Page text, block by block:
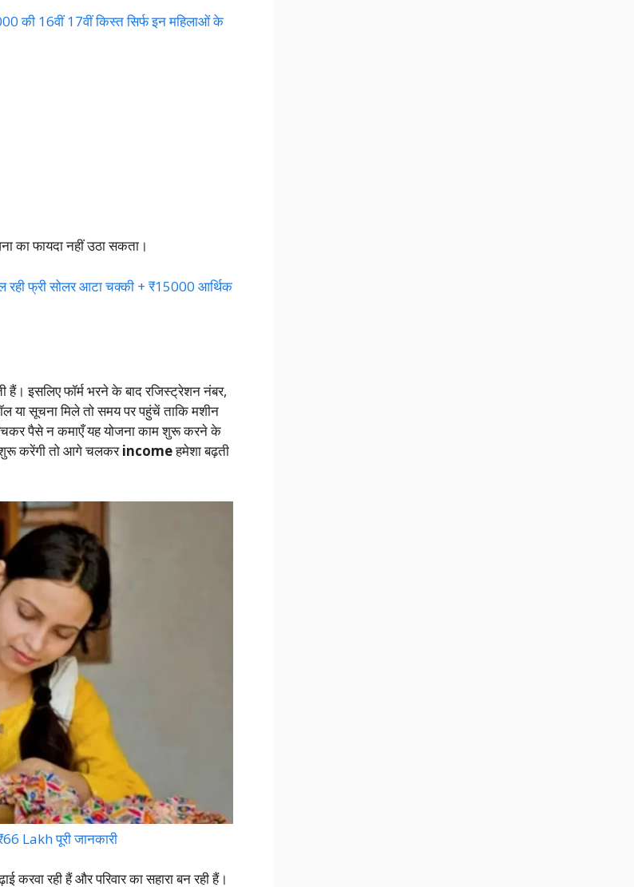
16वीं 17वीं किस्त सिर्फ इन महिलाओं के
का फायदा नहीं उठा सकता।
फ्री सोलर आटा चक्की + ₹15000 आर्थिक
इसलिए फॉर्म भरने के बाद रजिस्ट्रेशन नंबर,
सूचना मिले तो समय पर पहुंचें ताकि मशीन
बेचकर पैसे न कमाएँ यह योजना काम शुरू करने के
करेंगी तो आगे चलकरincomeहमेशा बढ़ती
Lakh पूरी जानकारी
करवा रही हैं और परिवार का सहारा बन रही हैं।